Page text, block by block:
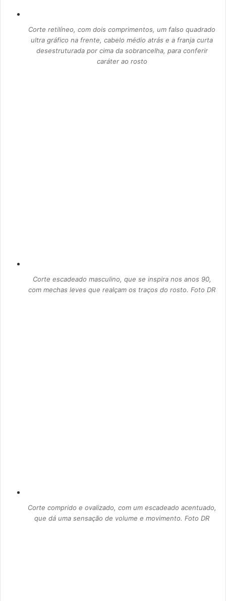
Corte retilíneo, com dois comprimentos, um falso quadrado
ultra gráfico na frente, cabelo médio atrás e a franja curta
desestruturada por cima da sobrancelha, para conferir
caráter ao rosto
Corte escadeado masculino, que se inspira nos anos 90,
com mechas leves que realçam os traços do rosto. Foto DR
Corte comprido e ovalizado, com um escadeado acentuado,
que dá uma sensação de volume e movimento. Foto DR